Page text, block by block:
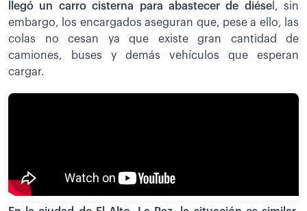
llegó un carro cisterna para abastecer de diésel, sin
embargo, los encargados aseguran que, pese a ello, las
colas no cesan ya que existe gran cantidad de
camiones, buses y demás vehículos que esperan
cargar.